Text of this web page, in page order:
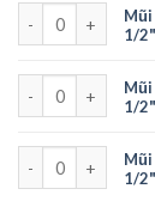
Mũi vét đáy
Mũi
1/
Mũi vét đáy
Mũi
1/
Mũi vét đáy
Mũi
1/